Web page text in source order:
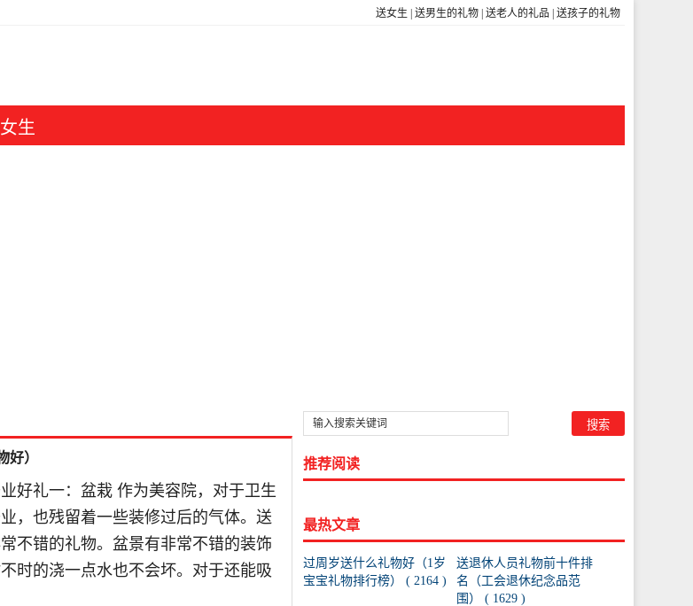
送女生 送男生的礼物 送老人的礼品 送孩子的礼物
生
）
好礼一：盆栽 作为美容院，对于卫生
，也残留着一些装修过后的气体。送
不错的礼物。盆景有非常不错的装饰
时的浇一点水也不会坏。对于还能吸
推荐阅读
最热文章
过周岁送什么礼物好（1岁
宝宝礼物排行榜） ( 2164 )
送退休人员礼物前十件排
名（工会退休纪念品范
围） ( 1629 )